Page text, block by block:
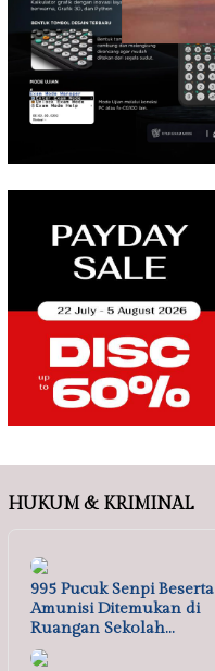
HUKUM & KRIMINAL
995 Pucuk Senpi Beserta
Amunisi Ditemukan di
Ruangan Sekolah…